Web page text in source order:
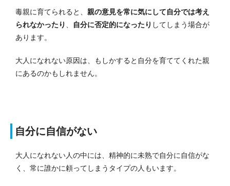
毒親に育てられると、 親の意見を常に気にして自分では考え
られなかったり
自分に否定的になったり してしまう場合が
あります。
大人になれない原因は、もしかすると自分を育ててくれた親
にあるのかもしれません。
自分に自信がない
大人になれない人の中には、精神的に未熟で自分に自信がな
く、常に誰かに頼ってしまうタイプの人もいます。